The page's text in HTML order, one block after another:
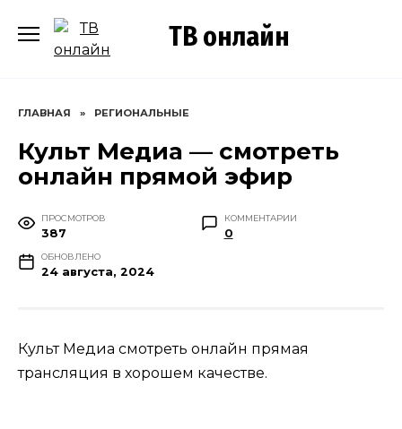
содержанию
ТВ онлайн
ГЛАВНАЯ » РЕГИОНАЛЬНЫЕ
Культ Медиа — смотреть
онлайн прямой эфир
ПРОСМОТРОВ
387
КОММЕНТАРИИ
0
ОБНОВЛЕНО
24 августа, 2024
Культ Медиа смотреть онлайн прямая
трансляция в хорошем качестве.